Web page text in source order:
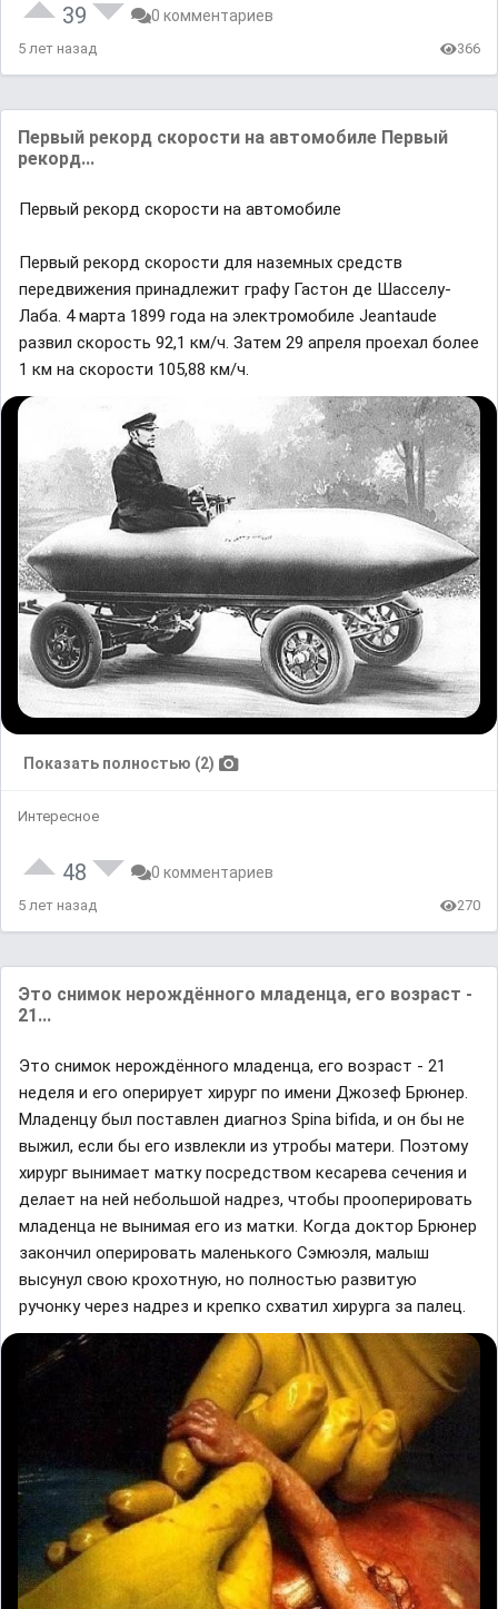
39 0 комментариев
5 лет назад 366
Первый рекорд скорости на автомобиле Первый
рекорд...
Первый рекорд скорости на автомобиле
Первый рекорд скорости для наземных средств
передвижения принадлежит графу Гастон де Шасселу-
Лаба. 4 марта 1899 года на электромобиле Jeantaude
развил скорость 92,1 км/ч. Затем 29 апреля проехал более
1 км на скорости 105,88 км/ч.
Показать полностью (2)
Интересное
48 0 комментариев
5 лет назад 270
Это снимок нерождённого младенца, его возраст -
21...
Это снимок нерождённого младенца, его возраст - 21
неделя и его оперирует хирург по имени Джозеф Брюнер.
Младенцу был поставлен диагноз Spina bifida, и он бы не
выжил, если бы его извлекли из утробы матери. Поэтому
хирург вынимает матку посредством кесарева сечения и
делает на ней небольшой надрез, чтобы прооперировать
младенца не вынимая его из матки. Когда доктор Брюнер
закончил оперировать маленького Сэмюэля, малыш
высунул свою крохотную, но полностью развитую
ручонку через надрез и крепко схватил хирурга за палец.